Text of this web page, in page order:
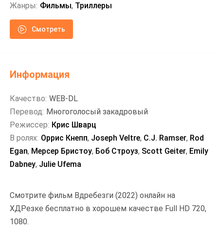
Жанры: Фильмы, Триллеры
Смотреть
Смотрите фильм Вдребезги (2022) онлайн на
ХДРезке бесплатно в хорошем качестве Full HD 720,
1080.
Информация
Качество: WEB-DL
Перевод: Многоголосый закадровый
Режиссер: Крис Шварц
В ролях: Оррис Кнепп, Joseph Veltre, C.J. Ramser, Rod
Egan, Мерсер Бристоу, Боб Строуз, Scott Geiter, Emily
Dabney, Julie Ufema